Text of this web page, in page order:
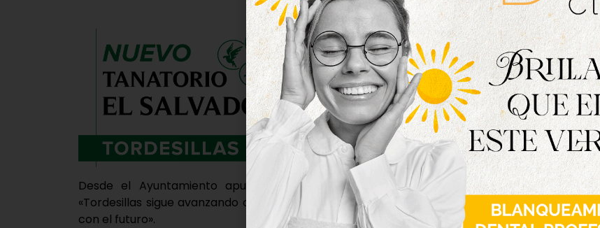
Desde el Ayuntamiento apuntan que este tipo de acciones son símbolo de que
«Tordesillas sigue avanzando como un municipio solidario, responsable y comprometido
con el futuro».